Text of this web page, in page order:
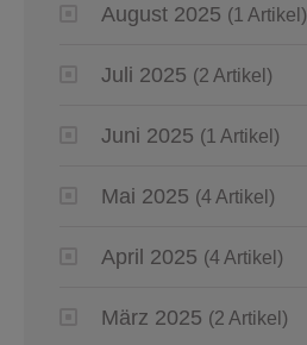
August 2025 (1 Artikel)
Juli 2025 (2 Artikel)
Juni 2025 (1 Artikel)
Mai 2025 (4 Artikel)
April 2025 (4 Artikel)
März 2025 (2 Artikel)